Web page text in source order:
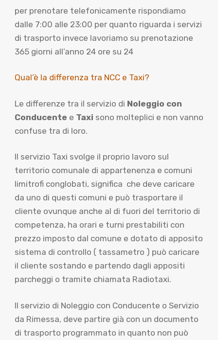
per prenotare telefonicamente rispondiamo
dalle 7:00 alle 23:00 per quanto riguarda i servizi
di trasporto invece lavoriamo su prenotazione
365 giorni all’anno 24 ore su 24
Qual’è la differenza tra NCC e Taxi?
Le differenze tra il servizio di Noleggio con
Conducente e Taxi sono molteplici e non vanno
confuse tra di loro.
Il servizio Taxi svolge il proprio lavoro sul
territorio comunale di appartenenza e comuni
limitrofi conglobati, significa che deve caricare
da uno di questi comuni e può trasportare il
cliente ovunque anche al di fuori del territorio di
competenza, ha orari e turni prestabiliti con
prezzo imposto dal comune e dotato di apposito
sistema di controllo ( tassametro ) può caricare
il cliente sostando e partendo dagli appositi
parcheggi o tramite chiamata Radiotaxi.
Il servizio di Noleggio con Conducente o Servizio
da Rimessa, deve partire già con un documento
di trasporto programmato in quanto non può